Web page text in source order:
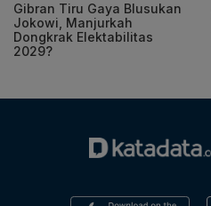
Gibran Tiru Gaya Blusukan
Jokowi, Manjurkah
Dongkrak Elektabilitas
2029?